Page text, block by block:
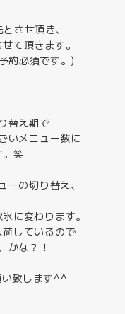
させ頂き、
て頂きます。
約必須です。)
替え期で
いメニュー数に
。笑
の切り替え、
に変わります。
しているので
かな？！
い致します^^